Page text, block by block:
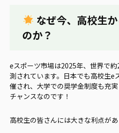
なぜ今、高校生
のか？
eスポーツ市場は2025年、世界で
測されています。日本でも高校生e
催され、大学での奨学金制度も充
チャンスなのです！
高校生の皆さんには大きな利点があ